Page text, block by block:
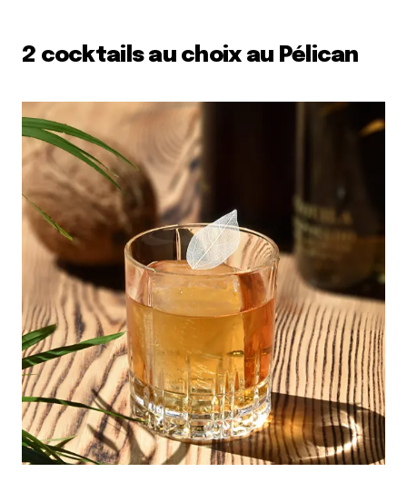
2 cocktails au choix au Pélican